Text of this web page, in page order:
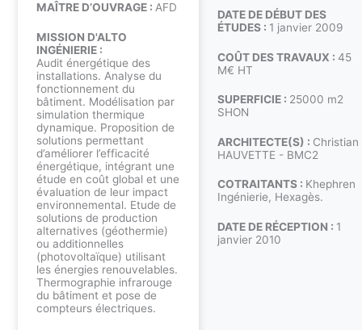
DATE DE DÉBUT DES
ÉTUDES : 1 janvier 2009
COÛT DES TRAVAUX : 45
M€ HT
SUPERFICIE : 25000 m2
SHON
ARCHITECTE(S) : Christian
HAUVETTE - BMC2
COTRAITANTS : Khephren
Ingénierie, Hexagès.
DATE DE RÉCEPTION : 1
janvier 2010
MAÎTRE D’OUVRAGE : AFD
MISSION D'ALTO
INGÉNIERIE :
Audit énergétique des
installations. Analyse du
fonctionnement du
bâtiment. Modélisation par
simulation thermique
dynamique. Proposition de
solutions permettant
d’améliorer l’efficacité
énergétique, intégrant une
étude en coût global et une
évaluation de leur impact
environnemental. Etude de
solutions de production
alternatives (géothermie)
ou additionnelles
(photovoltaïque) utilisant
les énergies renouvelables.
Thermographie infrarouge
du bâtiment et pose de
compteurs électriques.